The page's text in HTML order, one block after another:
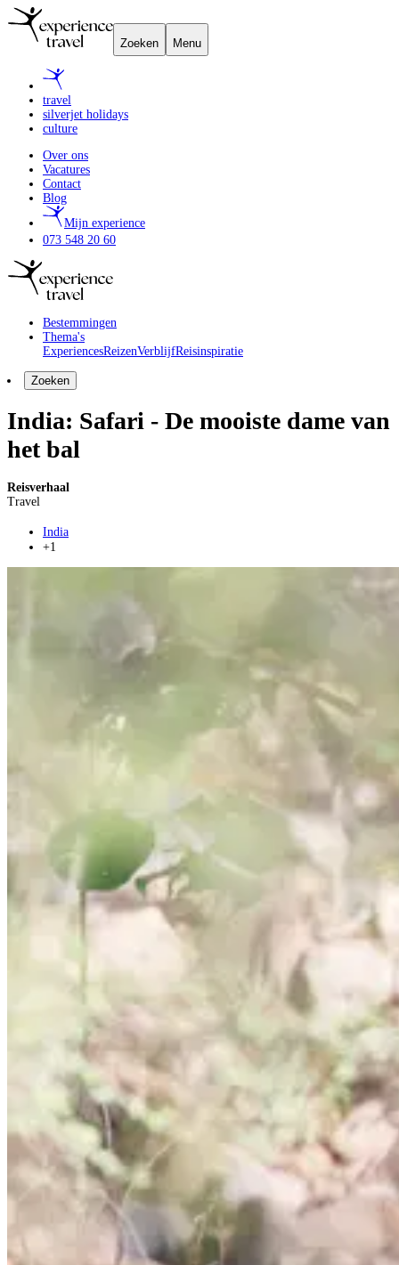
Zoeken Menu
travel
silverjet holidays
culture
Over ons
Vacatures
Contact
Blog
Mijn experience
073 548 20 60
Bestemmingen
Thema's
ExperiencesReizenVerblijfReisinspiratie
Zoeken
India: Safari - De mooiste dame van
het bal
Reisverhaal
Travel
India
+1